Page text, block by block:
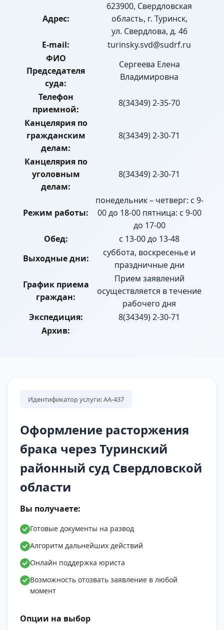
Адрес:
623900, Свердловская
область, г. Туринск,
ул. Свердлова, д. 46
E-mail:
turinsky.svd@sudrf.ru
ФИО
Председателя
суда:
Сергеева Елена
Владимировна
Телефон
приемной:
8(34349) 2-35-70
Канцелярия по
гражданским
делам:
8(34349) 2-30-71
Канцелярия по
уголовным
делам:
8(34349) 2-30-71
Режим работы:
понедельник – четверг: с 9-
00 до 18-00 пятница: с 9-00
до 17-00
Обед:
с 13-00 до 13-48
Выходные дни:
суббота, воскресенье и
праздничные дни
График приема
граждан:
Прием заявлений
осуществляется в течение
рабочего дня
Экспедиция:
8(34349) 2-30-71
Архив:
Идентификатор услуги: АА-437
Оформление расторжения
брака через Туринский
районный суд Свердловской
области
Вы получаете:
Готовые документы на развод
Алгоритм дальнейших действий
Онлайн поддержка юриста
Возможность отозвать заявление в любой
момент
Опции на выбор